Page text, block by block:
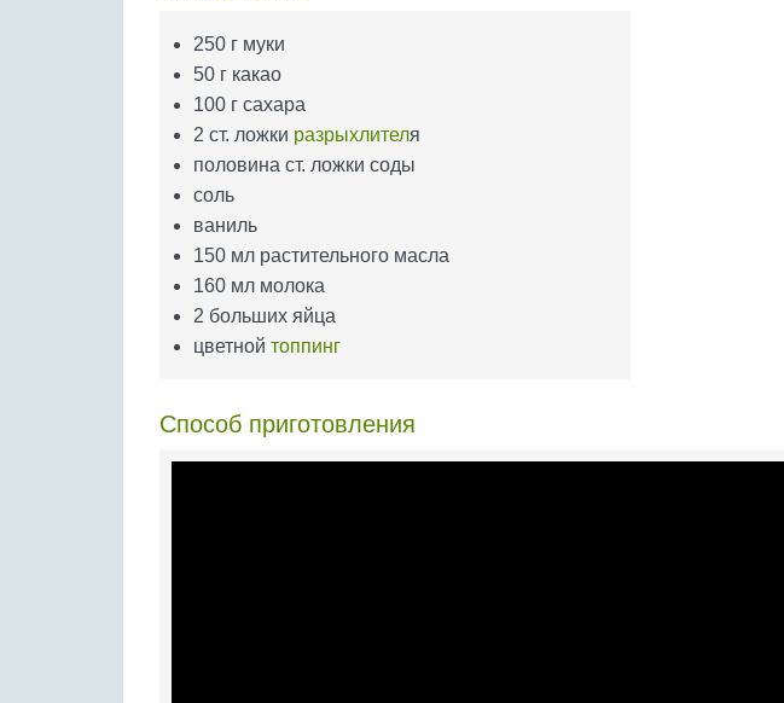
250 г муки
50 г какао
100 г сахара
2 ст. ложки разрыхлителя
половина ст. ложки соды
соль
ваниль
150 мл растительного масла
160 мл молока
2 больших яйца
цветной топпинг
Способ приготовления